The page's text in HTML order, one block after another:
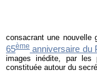
consacrant une nouvelle
65ème anniversaire du
images inédite, par les
constituée autour du